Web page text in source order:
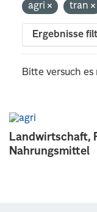
Landwirtschaft,
Nahrungsmittel
agri
tran
Ergebnisse
Bitte versuch